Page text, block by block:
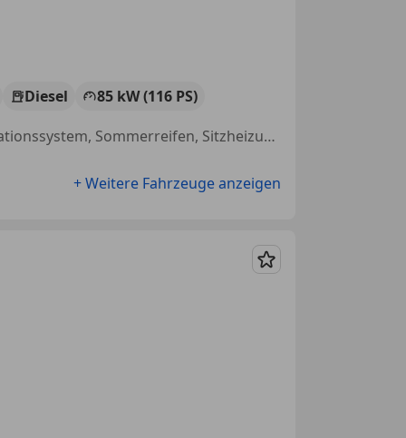
Diesel
85 kW (116 PS)
Sportfahrwerk, Sportpaket, Nichtraucherfahrzeug, Sportsitze, Navigationssystem, Sommerreifen, Sitzheizung, Ambientebeleuchtung
+ Weitere Fahrzeuge anzeigen
Merken